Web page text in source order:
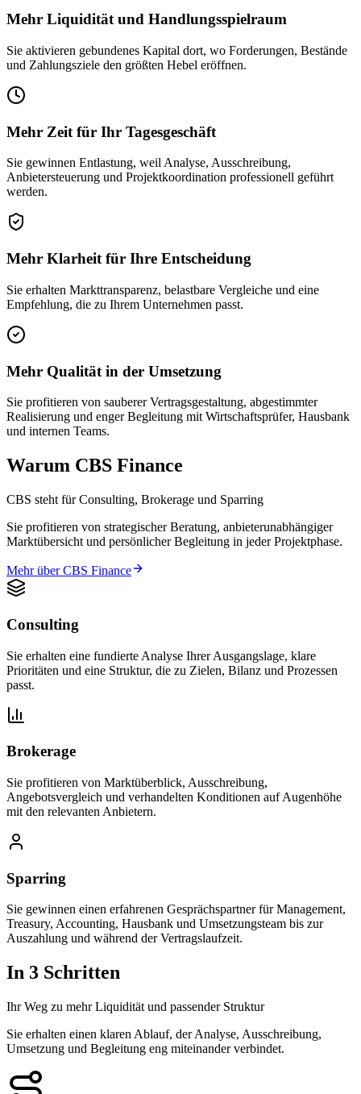
Mehr Liquidität und Handlungsspielraum
Sie aktivieren gebundenes Kapital dort, wo Forderungen, Bestände
und Zahlungsziele den größten Hebel eröffnen.
Mehr Zeit für Ihr Tagesgeschäft
Sie gewinnen Entlastung, weil Analyse, Ausschreibung,
Anbietersteuerung und Projektkoordination professionell geführt
werden.
Mehr Klarheit für Ihre Entscheidung
Sie erhalten Markttransparenz, belastbare Vergleiche und eine
Empfehlung, die zu Ihrem Unternehmen passt.
Mehr Qualität in der Umsetzung
Sie profitieren von sauberer Vertragsgestaltung, abgestimmter
Realisierung und enger Begleitung mit Wirtschaftsprüfer, Hausbank
und internen Teams.
Warum CBS Finance
CBS steht für Consulting, Brokerage und Sparring
Sie profitieren von strategischer Beratung, anbieterunabhängiger
Marktübersicht und persönlicher Begleitung in jeder Projektphase.
Mehr über CBS Finance
Consulting
Sie erhalten eine fundierte Analyse Ihrer Ausgangslage, klare
Prioritäten und eine Struktur, die zu Zielen, Bilanz und Prozessen
passt.
Brokerage
Sie profitieren von Marktüberblick, Ausschreibung,
Angebotsvergleich und verhandelten Konditionen auf Augenhöhe
mit den relevanten Anbietern.
Sparring
Sie gewinnen einen erfahrenen Gesprächspartner für Management,
Treasury, Accounting, Hausbank und Umsetzungsteam bis zur
Auszahlung und während der Vertragslaufzeit.
In 3 Schritten
Ihr Weg zu mehr Liquidität und passender Struktur
Sie erhalten einen klaren Ablauf, der Analyse, Ausschreibung,
Umsetzung und Begleitung eng miteinander verbindet.